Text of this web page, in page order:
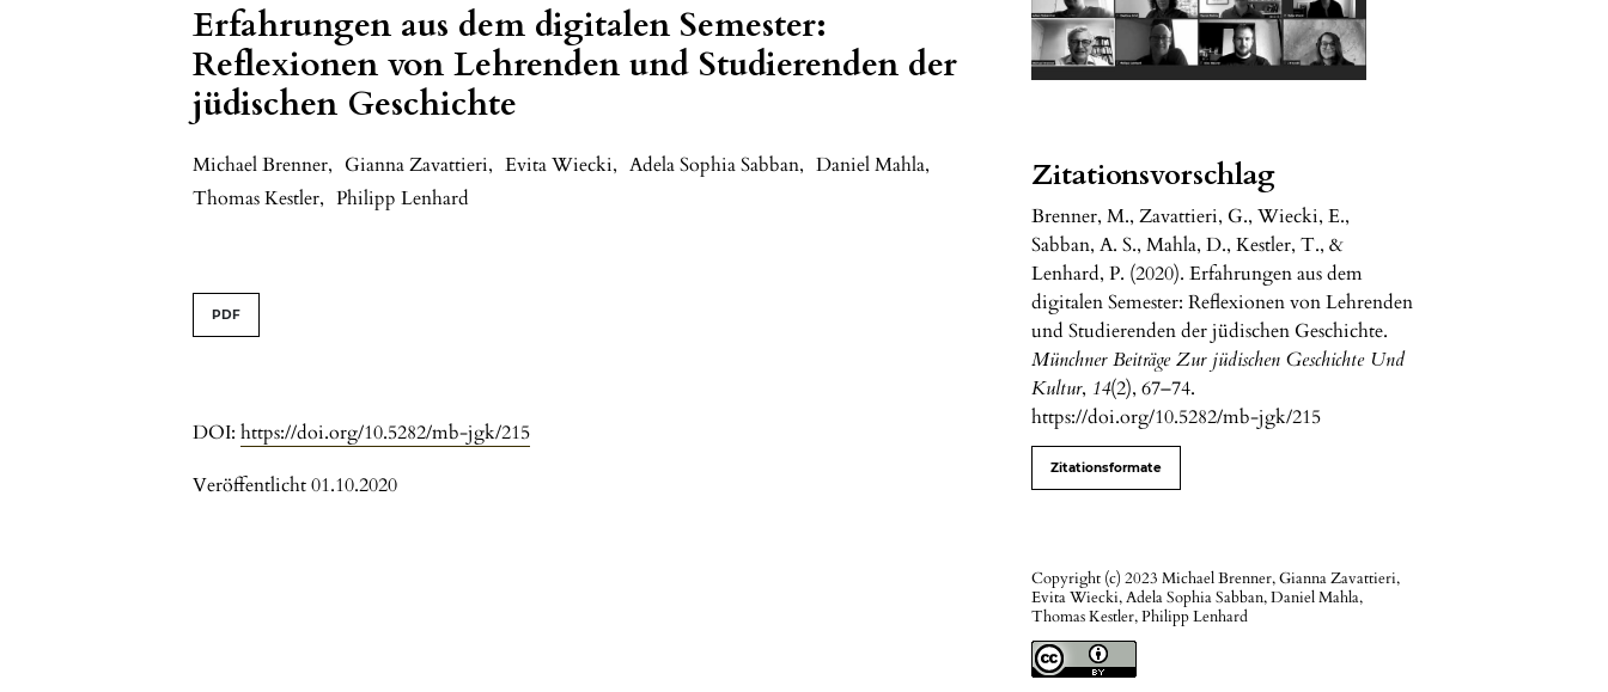
Erfahrungen aus dem digitalen Semester:
Reflexionen von Lehrenden und Studierenden der
jüdischen Geschichte
Michael Brenner, Gianna Zavattieri, Evita Wiecki, Adela Sophia Sabban, Daniel Mahla,
Thomas Kestler, Philipp Lenhard
PDF
DOI:https://doi.org/10.5282/mb-jgk/215
Veröffentlicht 01.10.2020
Zitationsvorschlag
Brenner, M., Zavattieri, G., Wiecki, E.,
Sabban, A. S., Mahla, D., Kestler, T., &
Lenhard, P. (2020). Erfahrungen aus dem
digitalen Semester: Reflexionen von Lehrenden
und Studierenden der jüdischen Geschichte.
Münchner Beiträge Zur jüdischen Geschichte Und
Kultur, 14(2), 67–74.
https://doi.org/10.5282/mb-jgk/215
Zitationsformate
Copyright (c) 2023 Michael Brenner, Gianna Zavattieri,
Evita Wiecki, Adela Sophia Sabban, Daniel Mahla,
Thomas Kestler, Philipp Lenhard